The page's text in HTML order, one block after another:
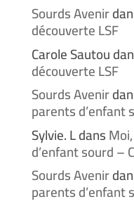
Sourds Avenir
découverte LSF
Carole Sautou
découverte LSF
Sourds Avenir
parents d’enfant
Sylvie. Ldans
d’enfant sourd –
Sourds Avenir
parents d’enfant